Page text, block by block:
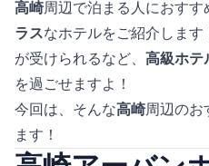
高崎周辺で泊まる人におすす
ラスなホテルをご紹介しま
が受けられるなど、 高級ホテ
を過ごせますよ！
今回は、そんな高崎周辺のお
ます！